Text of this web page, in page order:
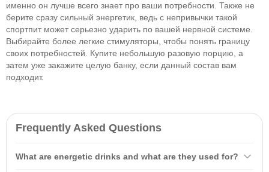
именно он лучше всего знает про ваши потребности. Также не
берите сразу сильный энергетик, ведь с непривычки такой
спортпит может серьезно ударить по вашей нервной системе.
Выбирайте более легкие стимуляторы, чтобы понять границу
своих потребностей. Купите небольшую разовую порцию, а
затем уже закажите целую банку, если данный состав вам
подходит.
Frequently Asked Questions
What are energetic drinks and what are they used for?